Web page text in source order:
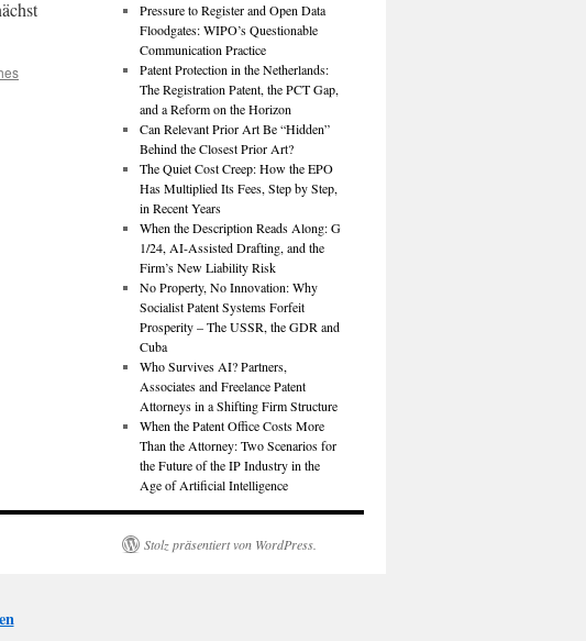
Pressure to Register and Open Data
Floodgates: WIPO’s Questionable
Communication Practice
Patent Protection in the Netherlands:
The Registration Patent, the PCT Gap,
and a Reform on the Horizon
Can Relevant Prior Art Be “Hidden”
Behind the Closest Prior Art?
The Quiet Cost Creep: How the EPO
Has Multiplied Its Fees, Step by Step,
in Recent Years
When the Description Reads Along: G
1/24, AI-Assisted Drafting, and the
Firm’s New Liability Risk
No Property, No Innovation: Why
Socialist Patent Systems Forfeit
Prosperity – The USSR, the GDR and
Cuba
Who Survives AI? Partners,
Associates and Freelance Patent
Attorneys in a Shifting Firm Structure
When the Patent Office Costs More
Than the Attorney: Two Scenarios for
the Future of the IP Industry in the
Age of Artificial Intelligence
Stolz präsentiert von WordPress.